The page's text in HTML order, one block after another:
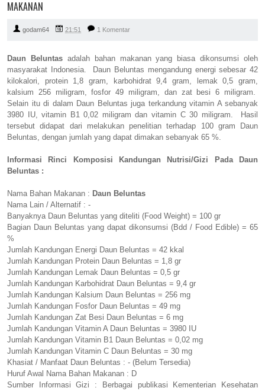
MAKANAN
godam64 21:51 1 Komentar
Daun Beluntasadalah bahan makanan yang biasa dikonsumsi oleh
masyarakat Indonesia. Daun Beluntas mengandung energi sebesar 42
kilokalori, protein 1,8 gram, karbohidrat 9,4 gram, lemak 0,5 gram,
kalsium 256 miligram, fosfor 49 miligram, dan zat besi 6 miligram.
Selain itu di dalam Daun Beluntas juga terkandung vitamin A sebanyak
3980 IU, vitamin B1 0,02 miligram dan vitamin C 30 miligram. Hasil
tersebut didapat dari melakukan penelitian terhadap 100 gram Daun
Beluntas, dengan jumlah yang dapat dimakan sebanyak 65 %.
Informasi Rinci Komposisi Kandungan Nutrisi/Gizi Pada Daun
Beluntas :
Nama Bahan Makanan : Daun Beluntas
Nama Lain / Alternatif : -
Banyaknya Daun Beluntas yang diteliti (Food Weight) = 100 gr
Bagian Daun Beluntas yang dapat dikonsumsi (Bdd / Food Edible) = 65
%
Jumlah Kandungan Energi Daun Beluntas = 42 kkal
Jumlah Kandungan Protein Daun Beluntas = 1,8 gr
Jumlah Kandungan Lemak Daun Beluntas = 0,5 gr
Jumlah Kandungan Karbohidrat Daun Beluntas = 9,4 gr
Jumlah Kandungan Kalsium Daun Beluntas = 256 mg
Jumlah Kandungan Fosfor Daun Beluntas = 49 mg
Jumlah Kandungan Zat Besi Daun Beluntas = 6 mg
Jumlah Kandungan Vitamin A Daun Beluntas = 3980 IU
Jumlah Kandungan Vitamin B1 Daun Beluntas = 0,02 mg
Jumlah Kandungan Vitamin C Daun Beluntas = 30 mg
Khasiat / Manfaat Daun Beluntas : - (Belum Tersedia)
Huruf Awal Nama Bahan Makanan : D
Sumber Informasi Gizi : Berbagai publikasi Kementerian Kesehatan